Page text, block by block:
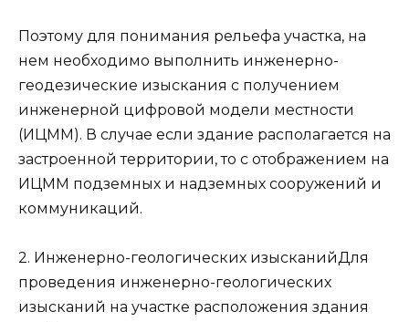
Поэтому для понимания рельефа участка, на
нем необходимо выполнить инженерно-
геодезические изыскания с получением
инженерной цифровой модели местности
(ИЦММ). В случае если здание располагается на
застроенной территории, то с отображением на
ИЦММ подземных и надземных сооружений и
коммуникаций.
2. Инженерно-геологических изысканийДля
проведения инженерно-геологических
изысканий на участке расположения здания